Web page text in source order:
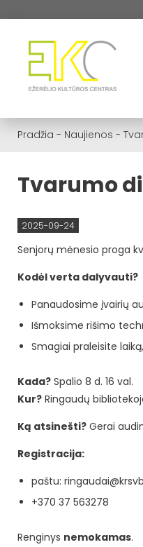
Pradžia - Naujienos -
Tvarumo
2025-09-24
Senjorų mėnesio proga
Kodėl verta dalyvauti?
Panaudosime įvairių
Išmoksime rišimo
Smagiai praleisite
Kada? Spalio 8 d. 16 val.
Kur? Ringaudų
Ką atsinešti? Gerai
Registracija:
paštu:
+370 37 563278
Renginys nemokamas.